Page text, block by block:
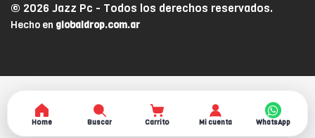
© 2026 Jazz Pc - Todos los derechos reservados.
Hecho en globaldrop.com.ar
Home Buscar Carrito Mi cuenta